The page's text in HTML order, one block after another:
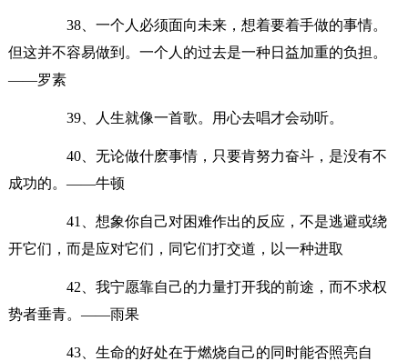
38、一个人必须面向未来，想着要着手做的事情。
但这并不容易做到。一个人的过去是一种日益加重的负担。
——罗素
39、人生就像一首歌。用心去唱才会动听。
40、无论做什麽事情，只要肯努力奋斗，是没有不
成功的。——牛顿
41、想象你自己对困难作出的反应，不是逃避或绕
开它们，而是应对它们，同它们打交道，以一种进取
42、我宁愿靠自己的力量打开我的前途，而不求权
势者垂青。——雨果
43、生命的好处在于燃烧自己的同时能否照亮自